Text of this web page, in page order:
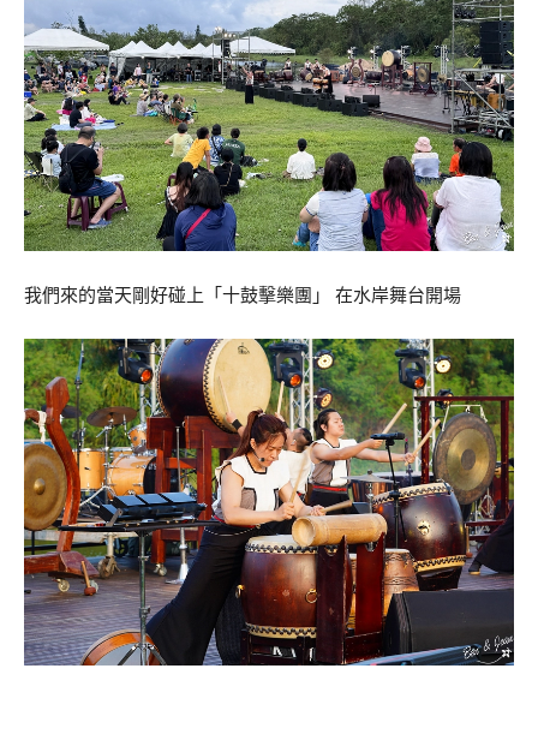
我們來的當天剛好碰上「十鼓擊樂團」 在水岸舞台開場